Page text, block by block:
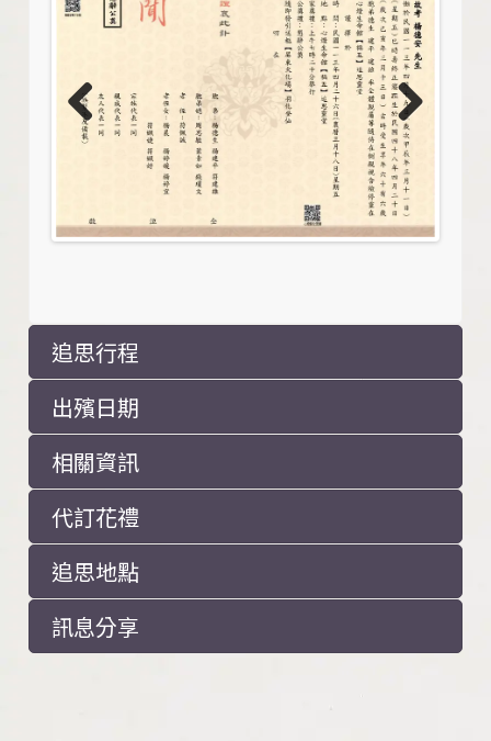
Previo
Next
追思行程
出殯日期
相關資訊
代訂花禮
追思地點
訊息分享